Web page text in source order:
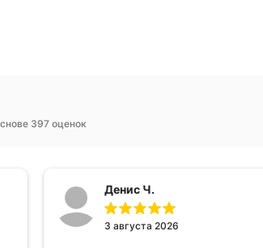
397 оценок
Денис Ч.
3 августа 2026